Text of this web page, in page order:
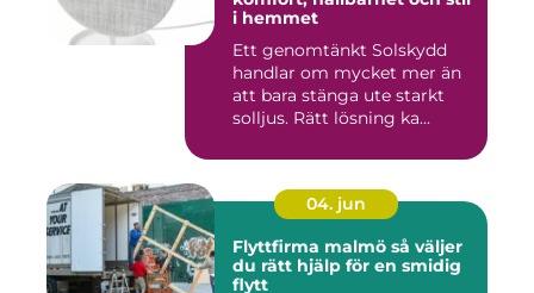
i hemmet
Ett genomtänkt Solskydd
handlar om mycket mer än
att bara stänga ute starkt
solljus. Rätt lösning ka...
04. jun
Flyttfirma malmö så väljer
du rätt hjälp för en smidig
flytt